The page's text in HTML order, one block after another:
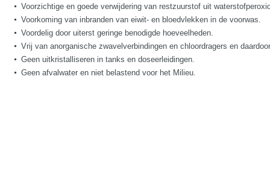
Voorzichtige en goede verwijdering van restzuurstof uit
Voorkoming van inbranden van eiwit- en bloedvlekken in de voorwas.
Voordelig door uiterst geringe benodigde hoeveelheden.
Vrij van anorganische zwavelverbindingen en chloordragers en
Geen uitkristalliseren in tanks en doseerleidingen.
Geen afvalwater en niet belastend voor het Milieu.